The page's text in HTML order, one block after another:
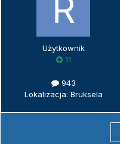
Użytkownik
11
943
Lokalizacja: Bruksela